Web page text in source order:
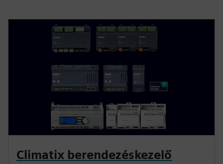
Climatix berendezéskezelő